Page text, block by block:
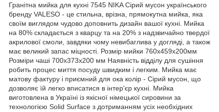
Гранітна мийка для кухні 7545 NIKA Сірий мусон українського
бренду VALESO - це стильна, врізна, прямокутна мийка, яка
своїм виглядом чудово доповнить дизайн вашої кухні. Мийка
на 80% складається з кварцу та на 20% з надзвичайно твердої
акрилової смоли, завдяки чому невибаглива у догляді, а також
має великий запас міцності. Розмір мийки 760х459х200мм
Розміри чаші 700х373х200 мм Наявність відділу для сушіння
робить процес миття посуду швидким і легким. Мийка має
матову фактуру і приємний для ока колір - Сірий мусон, що
дозволяє їй легко вписатися в інтер'єр кухні. Мийка
виготовлена в Україні із якісної німецької сировини за
технологією Solid Surface з дотриманням усіх необхідних